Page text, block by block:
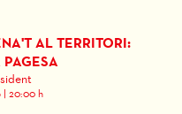
AL TERRITORI:
PAGESA
|20:00 h